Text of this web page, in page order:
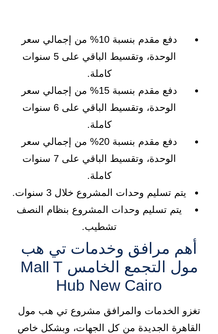
دفع مقدم بنسبة 10% من إجمالي سعر
الوحدة، وتقسيط الباقي على 5 سنوات
كاملة.
دفع مقدم بنسبة 15% من إجمالي سعر
الوحدة، وتقسيط الباقي على 6 سنوات
كاملة.
دفع مقدم بنسبة 20% من إجمالي سعر
الوحدة، وتقسيط الباقي على 7 سنوات
كاملة.
يتم تسليم وحدات المشروع خلال 3 سنوات.
يتم تسليم وحدات المشروع بنظام النصف
تشطيب.
أهم مرافق وخدمات تي هب
مول التجمع الخامس Mall T
Hub New Cairo
تغزو الخدمات والمرافق مشروع تي هب مول
القاهرة الجديدة من كل الجهات، وبشكل خاص